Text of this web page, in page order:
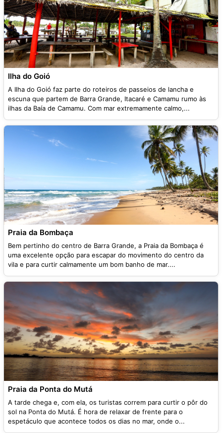
Ilha do Goió
A Ilha do Goió faz parte do roteiros de passeios de lancha e
escuna que partem de Barra Grande, Itacaré e Camamu rumo às
ilhas da Baía de Camamu. Com mar extremamente calmo,...
Praia da Bombaça
Bem pertinho do centro de Barra Grande, a Praia da Bombaça é
uma excelente opção para escapar do movimento do centro da
vila e para curtir calmamente um bom banho de mar....
Praia da Ponta do Mutá
A tarde chega e, com ela, os turistas correm para curtir o pôr do
sol na Ponta do Mutá. É hora de relaxar de frente para o
espetáculo que acontece todos os dias no mar, onde o...